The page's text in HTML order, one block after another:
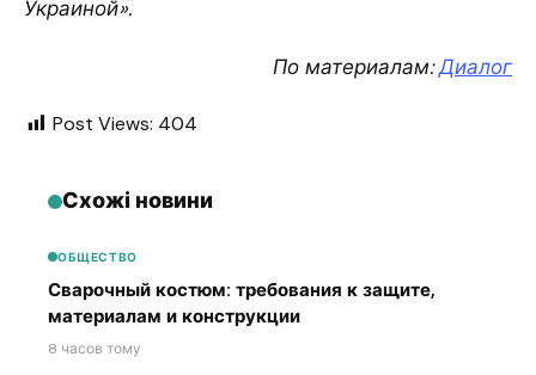
Украиной».
По материалам:Диалог
Post Views: 404
Схожі новини
ОБЩЕСТВО
Сварочный костюм: требования к защите,
материалам и конструкции
8 часов тому